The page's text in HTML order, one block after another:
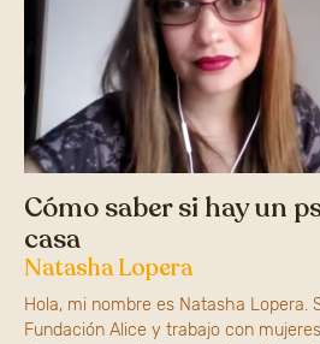
Cómo saber si hay un
casa
Natasha Lopera
Hola, mi nombre es Natasha Lopera.
Fundación Alice y trabajo con